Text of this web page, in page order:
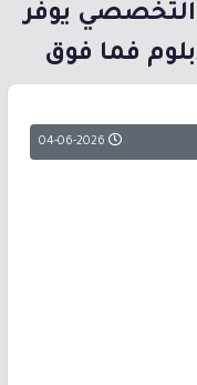
يوفر
فما فوق
04-06-2026